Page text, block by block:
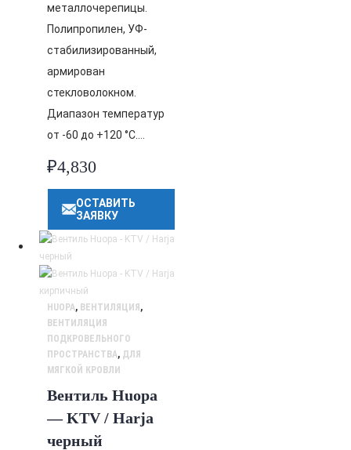
металлочерепицы.
Полипропилен, УФ-
стабилизированный,
армирован
стекловолокном.
Диапазон температур
от -60 до +120 °C….
₽4,830
ОСТАВИТЬ
ЗАЯВКУ
HUOPA, ВЕНТИЛЯЦИЯ,
ВЕНТИЛЯЦИЯ
ПОДКРОВЕЛЬНОГО
ПРОСТРАНСТВА, ДЛЯ
МЯГКОЙ КРОВЛИ
Вентиль Huopa
— KTV / Harja
черный